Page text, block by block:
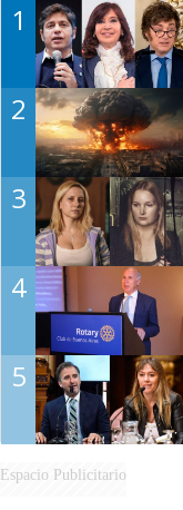
1
2
3
4
5
Espacio Publicitario